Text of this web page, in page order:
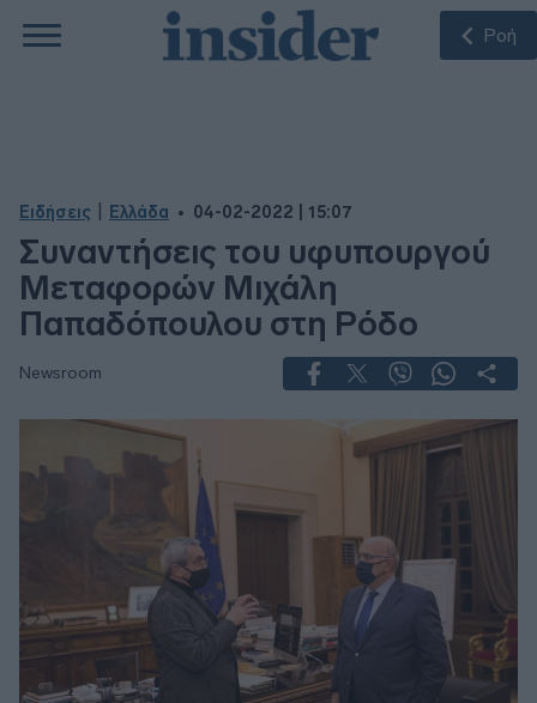
Ροή
Ειδήσεις Ελλάδα 04-02-2022 | 15:07
Συναντήσεις του υφυπουργού
Μεταφορών Μιχάλη
Παπαδόπουλου στη Ρόδο
Newsroom